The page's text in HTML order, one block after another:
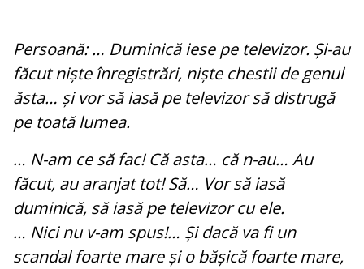
Persoană: … Duminică iese pe televizor. Și-au
făcut niște înregistrări, niște chestii de genul
ăsta… și vor să iasă pe televizor să distrugă
pe toată lumea.
… N-am ce să fac! Că asta… că n-au… Au
făcut, au aranjat tot! Să… Vor să iasă
duminică, să iasă pe televizor cu ele.
… Nici nu v-am spus!… Și dacă va fi un
scandal foarte mare și o bășică foarte mare,